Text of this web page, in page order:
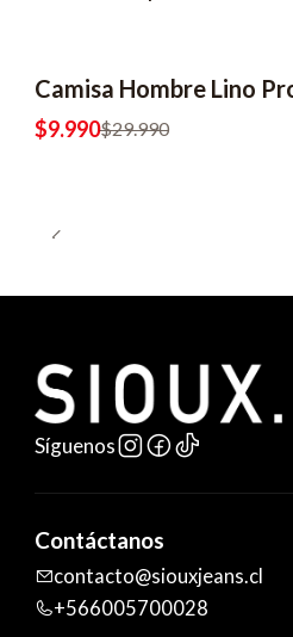
-67% OFF
Camisa Hombre Lino
$9.990$29.990
Síguenos
Contáctanos
contacto@siouxjeans.cl
+566005700028